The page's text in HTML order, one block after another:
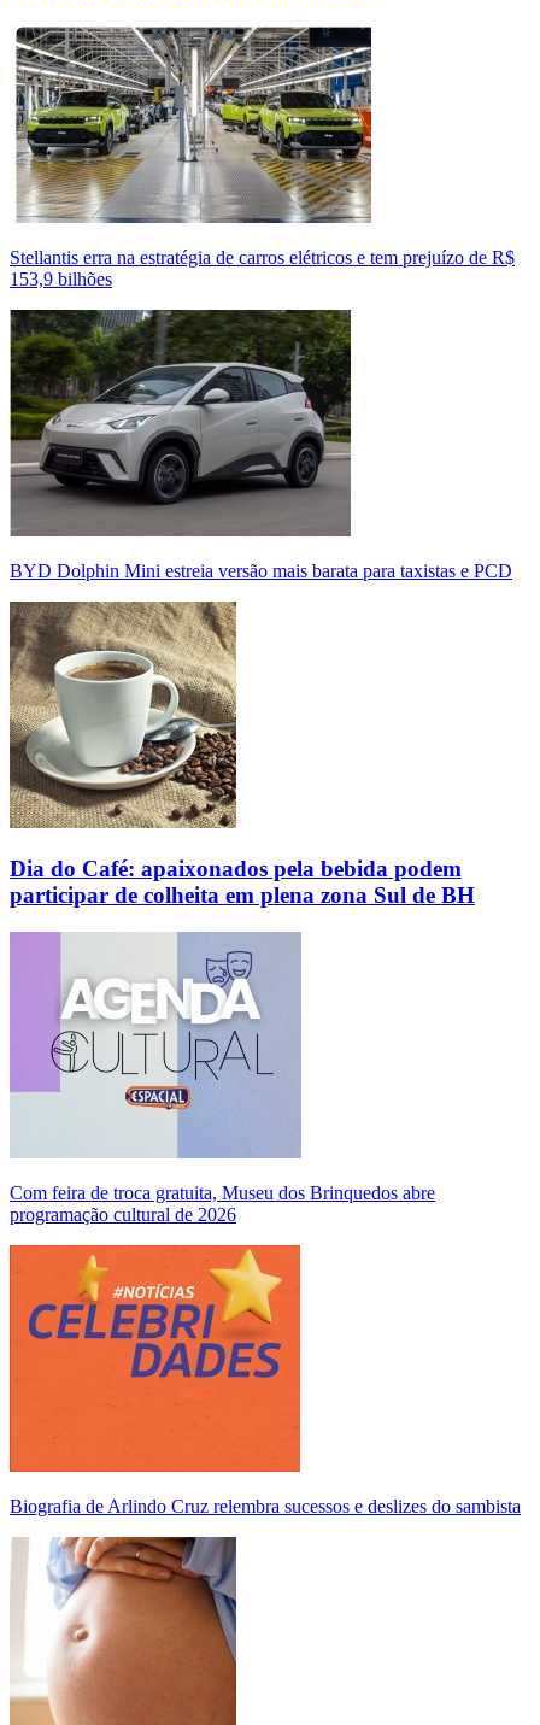
Stellantis erra na estratégia de carros elétricos e tem prejuízo de R$
153,9 bilhões
BYD Dolphin Mini estreia versão mais barata para taxistas e PCD
Dia do Café: apaixonados pela bebida podem
participar de colheita em plena zona Sul de BH
Com feira de troca gratuita, Museu dos Brinquedos abre
programação cultural de 2026
Biografia de Arlindo Cruz relembra sucessos e deslizes do sambista